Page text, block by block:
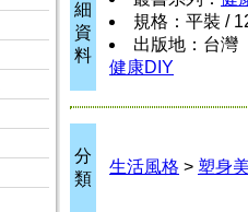
細
資
料
規格：平裝 /
出版地：台灣
健康DIY
分
類
生活風格 > 塑身